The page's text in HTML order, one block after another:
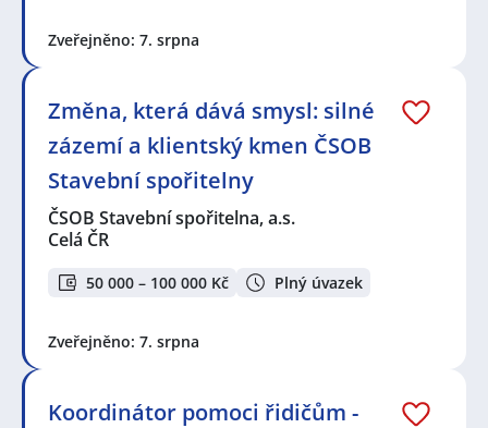
Zveřejněno: 7. srpna
Změna, která dává smysl: silné
zázemí a klientský kmen ČSOB
Stavební spořitelny
ČSOB Stavební spořitelna, a.s.
Celá ČR
50 000 – 100 000 Kč Plný úvazek
Zveřejněno: 7. srpna
Koordinátor pomoci řidičům -